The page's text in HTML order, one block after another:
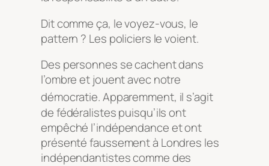
Dit comme ça, le voyez-vous, le
pattern ? Les policiers le voient.
Des personnes se cachent dans
l’ombre et jouent avec notre
démocratie. Apparemment, il s’agit
de fédéralistes puisqu’ils ont
empêché l’indépendance et ont
présenté faussement à Londres les
indépendantistes comme des